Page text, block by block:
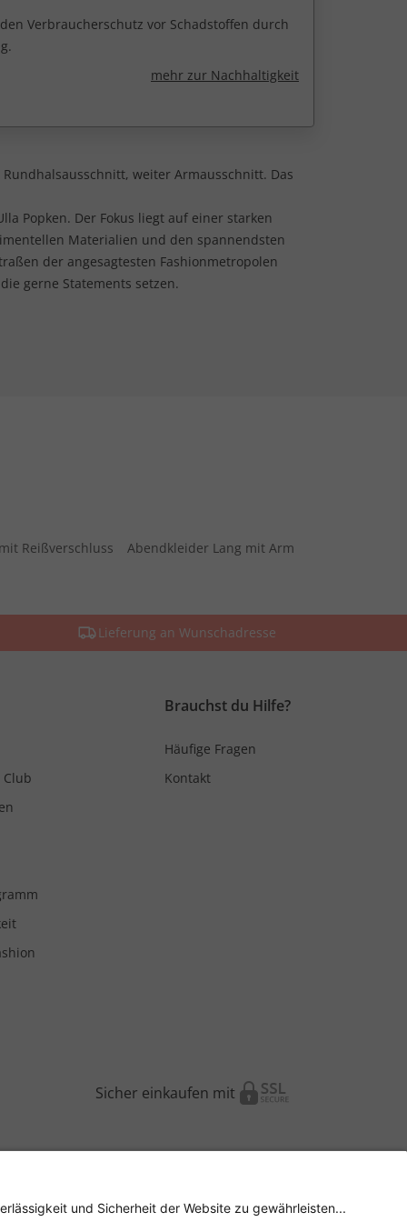
Verbraucherschutz vor Schadstoffen durch
mehr zur Nachhaltigkeit
weiter Armausschnitt. Das
Popken. Der Fokus liegt auf einer starken
Materialien und den spannendsten
der angesagtesten Fashionmetropolen
gerne Statements setzen.
Reißverschluss Abendkleider Lang mit Arm
Lieferung an Wunschadresse
Club
Brauchst du Hilfe?
Häufige Fragen
Kontakt
Sicher einkaufen mit